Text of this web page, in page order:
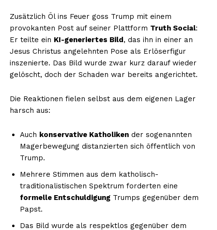
Zusätzlich Öl ins Feuer goss Trump mit einem
provokanten Post auf seiner Plattform Truth Social:
Er teilte ein KI-generiertes Bild, das ihn in einer an
Jesus Christus angelehnten Pose als Erlöserfigur
inszenierte. Das Bild wurde zwar kurz darauf wieder
gelöscht, doch der Schaden war bereits angerichtet.
Die Reaktionen fielen selbst aus dem eigenen Lager
harsch aus:
Auch konservative Katholiken der sogenannten
Magerbewegung distanzierten sich öffentlich von
Trump.
Mehrere Stimmen aus dem katholisch-
traditionalistischen Spektrum forderten eine
formelle Entschuldigung Trumps gegenüber dem
Papst.
Das Bild wurde als respektlos gegenüber dem